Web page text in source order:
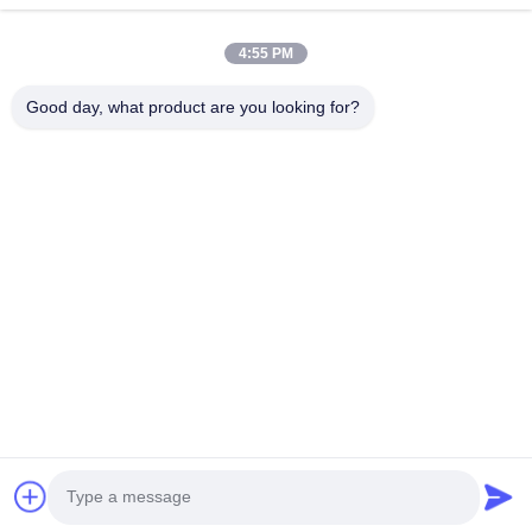
4:55 PM
Good day, what product are you looking for?